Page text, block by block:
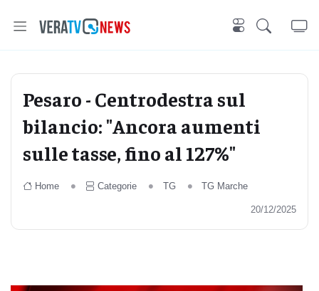
Pesaro - Centrodestra sul
bilancio: "Ancora aumenti
sulle tasse, fino al 127%"
Home Categorie TG TG Marche
20/12/2025